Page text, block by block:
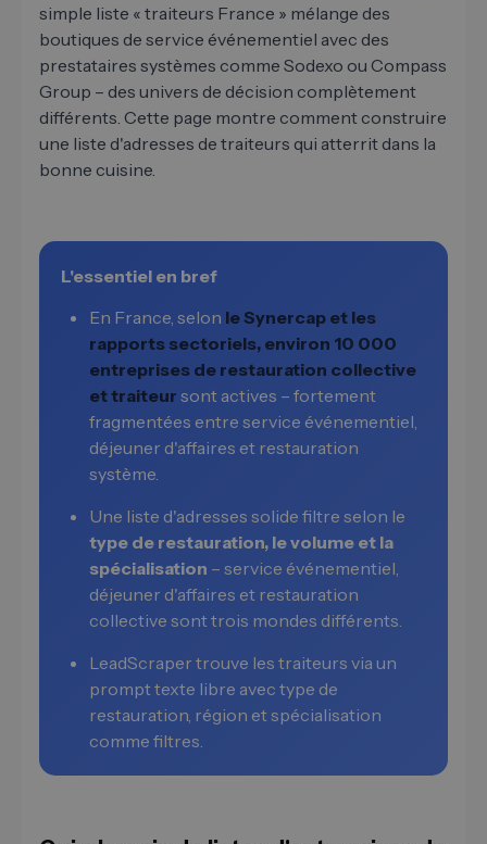
simple liste « traiteurs France » mélange des
boutiques de service événementiel avec des
prestataires systèmes comme Sodexo ou Compass
Group – des univers de décision complètement
différents. Cette page montre comment construire
une liste d'adresses de traiteurs qui atterrit dans la
bonne cuisine.
L'essentiel en bref
En France, selon le Synercap et les
rapports sectoriels, environ 10 000
entreprises de restauration collective
et traiteur sont actives – fortement
fragmentées entre service événementiel,
déjeuner d'affaires et restauration
système.
Une liste d'adresses solide filtre selon le
type de restauration, le volume et la
spécialisation – service événementiel,
déjeuner d'affaires et restauration
collective sont trois mondes différents.
LeadScraper trouve les traiteurs via un
prompt texte libre avec type de
restauration, région et spécialisation
comme filtres.